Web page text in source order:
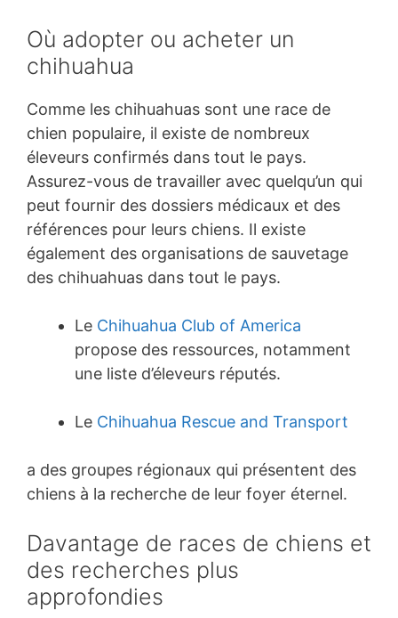
Où adopter ou acheter un
chihuahua
Comme les chihuahuas sont une race de
chien populaire, il existe de nombreux
éleveurs confirmés dans tout le pays.
Assurez-vous de travailler avec quelqu’un qui
peut fournir des dossiers médicaux et des
références pour leurs chiens. Il existe
également des organisations de sauvetage
des chihuahuas dans tout le pays.
Le Chihuahua Club of America
propose des ressources, notamment
une liste d’éleveurs réputés.
Le Chihuahua Rescue and Transport
a des groupes régionaux qui présentent des
chiens à la recherche de leur foyer éternel.
Davantage de races de chiens et
des recherches plus
approfondies